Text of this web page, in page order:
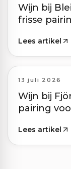
Wijn bij
frisse
Lees artikel
13 juli 2026
Wijn bij
pairing
Lees artikel